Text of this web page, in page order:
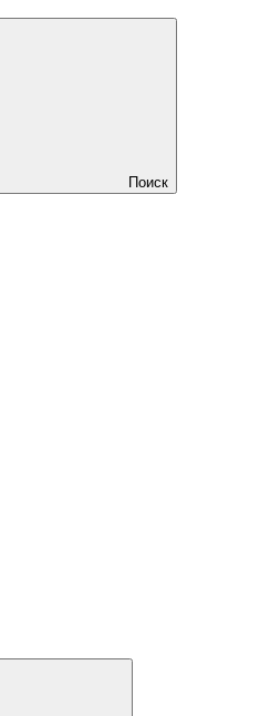
Поиск